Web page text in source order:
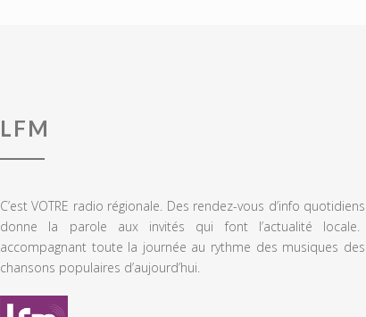
LFM
C’est VOTRE radio régionale. Des rendez-vous d’info
donne la parole aux invités qui font l’actualité
accompagnant toute la journée au rythme des musiques des
chansons populaires d’aujourd’hui.